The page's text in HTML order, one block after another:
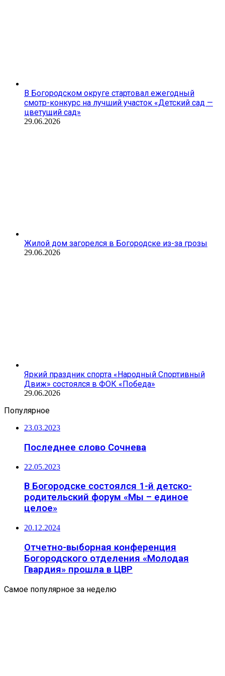
В Богородском округе стартовал ежегодный
смотр-конкурс на лучший участок «Детский сад —
цветущий сад»
29.06.2026
Жилой дом загорелся в Богородске из-за грозы
29.06.2026
Яркий праздник спорта «Народный Спортивный
Движ» состоялся в ФОК «Победа»
29.06.2026
Популярное
23.03.2023
Последнее слово Сочнева
22.05.2023
В Богородске состоялся 1-й детско-
родительский форум «Мы – единое
целое»
20.12.2024
Отчетно-выборная конференция
Богородского отделения «Молодая
Гвардия» прошла в ЦВР
Самое популярное за неделю